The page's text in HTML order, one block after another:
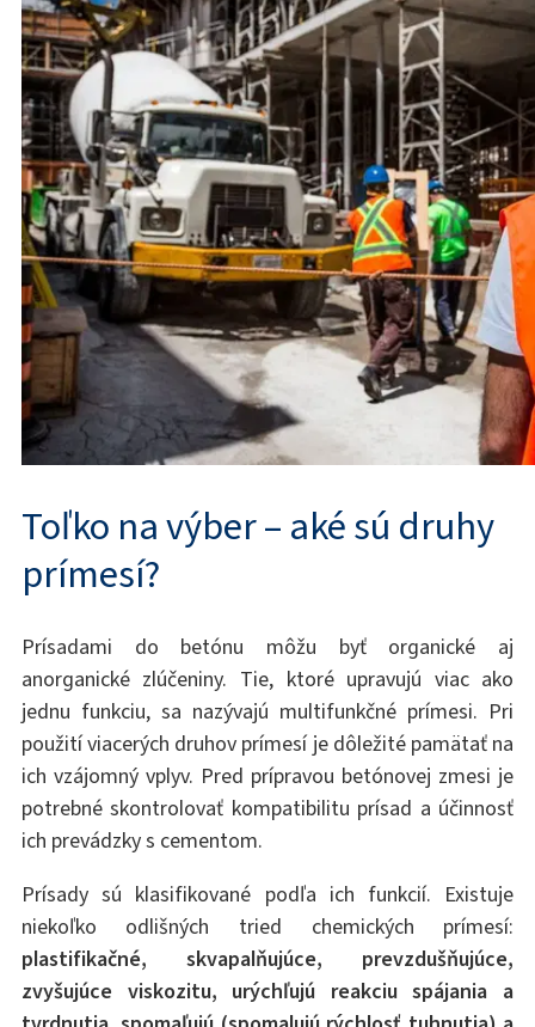
Toľko na výber – aké sú druhy
prímesí?
Prísadami do betónu môžu byť organické aj
anorganické zlúčeniny. Tie, ktoré upravujú viac ako
jednu funkciu, sa nazývajú multifunkčné prímesi. Pri
použití viacerých druhov prímesí je dôležité pamätať na
ich vzájomný vplyv. Pred prípravou betónovej zmesi je
potrebné skontrolovať kompatibilitu prísad a účinnosť
ich prevádzky s cementom.
Prísady sú klasifikované podľa ich funkcií. Existuje
niekoľko odlišných tried chemických prímesí:
plastifikačné, skvapalňujúce, prevzdušňujúce,
zvyšujúce viskozitu, urýchľujú reakciu spájania a